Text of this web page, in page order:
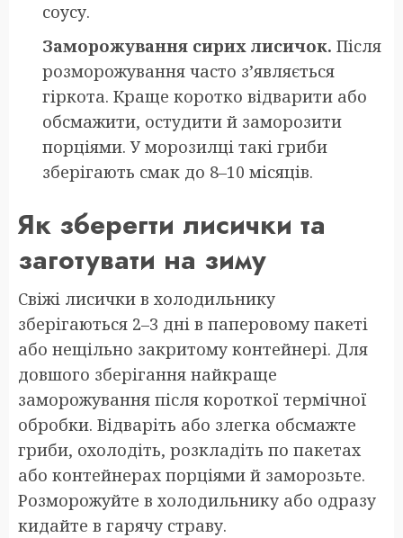
соусу.
Заморожування сирих лисичок. Після
розморожування часто з’являється
гіркота. Краще коротко відварити або
обсмажити, остудити й заморозити
порціями. У морозилці такі гриби
зберігають смак до 8–10 місяців.
Як зберегти лисички та
заготувати на зиму
Свіжі лисички в холодильнику
зберігаються 2–3 дні в паперовому пакеті
або нещільно закритому контейнері. Для
довшого зберігання найкраще
заморожування після короткої термічної
обробки. Відваріть або злегка обсмажте
гриби, охолодіть, розкладіть по пакетах
або контейнерах порціями й заморозьте.
Розморожуйте в холодильнику або одразу
кидайте в гарячу страву.